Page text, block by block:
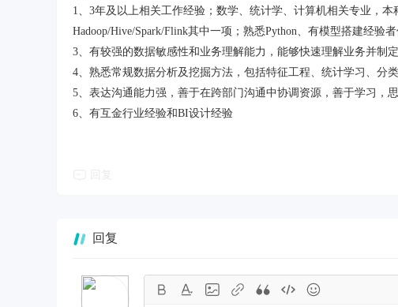
1、3年及以上相关工作经验；数学、统计学、计算机相关专业，
Hadoop/Hive/Spark/Flink其中一项；熟悉Python、有模型搭建经验者
3、有较强的数据敏感性和业务理解能力，能够快速理解业务并制
4、熟悉常规数据分析及挖掘方法，包括特征工程、统计学习、分类
5、表达沟通能力强，善于在跨部门沟通中协调资源，善于学习，
6、有互金行业经验和BI设计经验
回复